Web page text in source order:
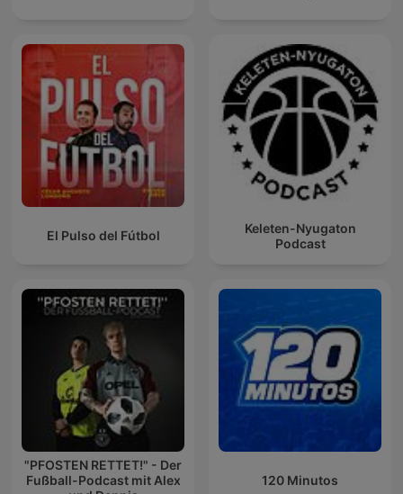
El Pulso del Fútbol
Keleten-Nyugaton
Podcast
"PFOSTEN RETTET!" - Der
Fußball-Podcast mit Alex
120 Minutos